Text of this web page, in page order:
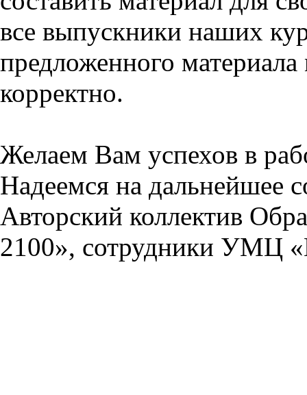
все выпускники наших
предложенного
корректно.
Желаем Вам успехов в
Надеемся на дальнейшее
Авторский коллектив
2100», сотрудники УМЦ